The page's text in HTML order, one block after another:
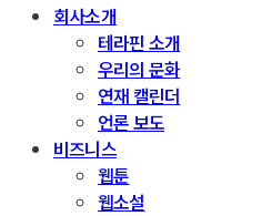
회사소개
테라핀 소개
우리의 문화
연재 캘린더
언론 보도
비즈니스
웹툰
웹소설